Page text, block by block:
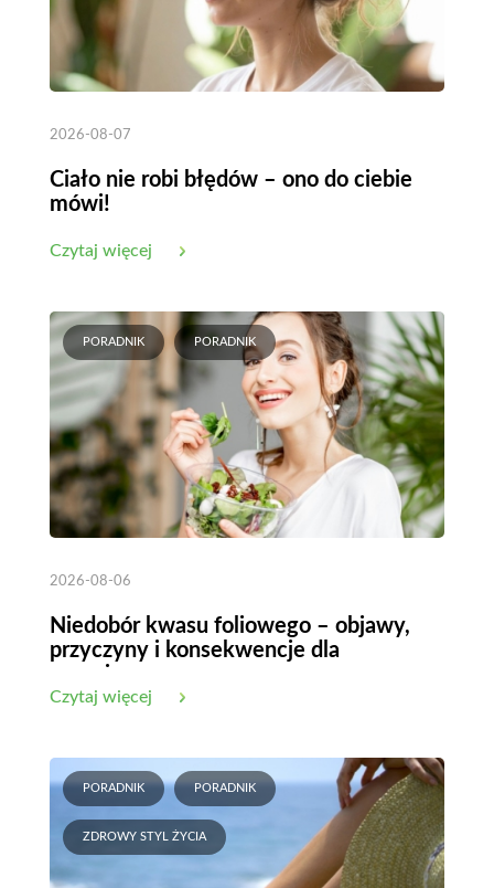
2026-08-07
Ciało nie robi błędów – ono do ciebie
mówi!
Czytaj więcej
PORADNIK PORADNIK
2026-08-06
Niedobór kwasu foliowego – objawy,
przyczyny i konsekwencje dla
Czytaj więcej
PORADNIK PORADNIK
ZDROWY STYL ŻYCIA